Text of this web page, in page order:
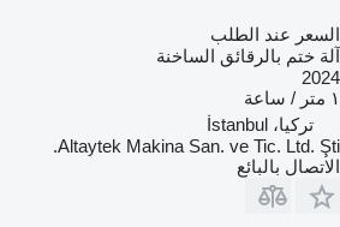
السعر عند الطلب
آلة ختم بالرقائق الساخنة
2024
١ متر / ساعة
تركيا، İstanbul
Altaytek Makina San. ve Tic. Ltd. Şti.
الاتصال بالبائع